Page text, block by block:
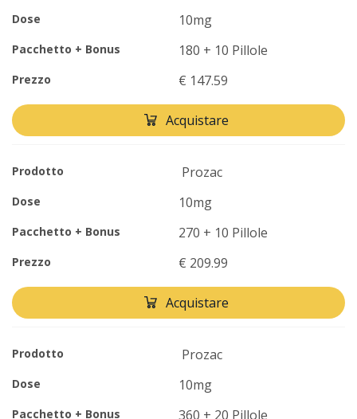
Dose 10mg
Pacchetto + Bonus 180 + 10 Pillole
Prezzo € 147.59
Acquistare
Prodotto Prozac
Dose 10mg
Pacchetto + Bonus 270 + 10 Pillole
Prezzo € 209.99
Acquistare
Prodotto Prozac
Dose 10mg
Pacchetto + Bonus 360 + 20 Pillole